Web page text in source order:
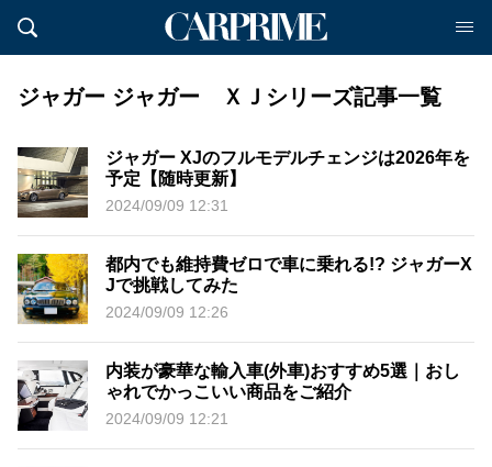
ジャガー ジャガー ＸＪシリーズ記事一覧
ジャガー XJのフルモデルチェンジは2026年を
予定【随時更新】
2024/09/09 12:31
都内でも維持費ゼロで車に乗れる!? ジャガーX
Jで挑戦してみた
2024/09/09 12:26
内装が豪華な輸入車(外車)おすすめ5選｜おし
ゃれでかっこいい商品をご紹介
2024/09/09 12:21